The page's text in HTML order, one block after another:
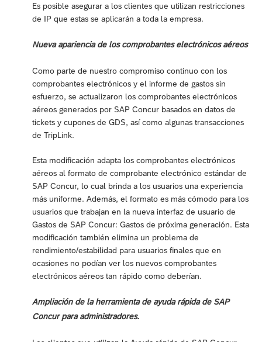
Es posible asegurar a los clientes que utilizan restricciones
de IP que estas se aplicarán a toda la empresa.
Nueva apariencia de los comprobantes electrónicos aéreos
Como parte de nuestro compromiso continuo con los
comprobantes electrónicos y el informe de gastos sin
esfuerzo, se actualizaron los comprobantes electrónicos
aéreos generados por SAP Concur basados en datos de
tickets y cupones de GDS, así como algunas transacciones
de TripLink.
Esta modificación adapta los comprobantes electrónicos
aéreos al formato de comprobante electrónico estándar de
SAP Concur, lo cual brinda a los usuarios una experiencia
más uniforme. Además, el formato es más cómodo para los
usuarios que trabajan en la nueva interfaz de usuario de
Gastos de SAP Concur: Gastos de próxima generación. Esta
modificación también elimina un problema de
rendimiento/estabilidad para usuarios finales que en
ocasiones no podían ver los nuevos comprobantes
electrónicos aéreos tan rápido como deberían.
Ampliación de la herramienta de ayuda rápida de SAP
Concur para administradores.